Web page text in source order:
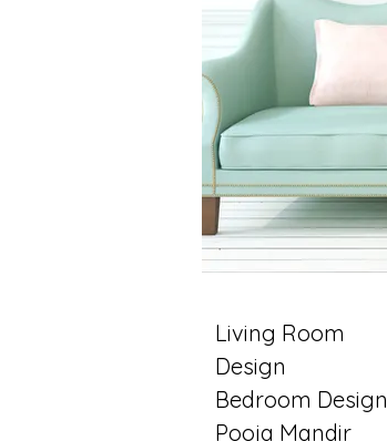
Living Room
Design
Bedroom Design
Pooja Mandir